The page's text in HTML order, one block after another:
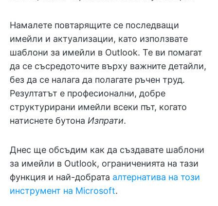
Намалете повтарящите се последващи
имейли и актуализации, като използвате
шаблони за имейли в Outlook. Те ви помагат
да се съсредоточите върху важните детайли,
без да се налага да полагате ръчен труд.
Резултатът е професионални, добре
структурирани имейли всеки път, когато
натиснете бутона Изпрати.
Днес ще обсъдим как да създавате шаблони
за имейли в Outlook, ограниченията на тази
функция и най-добрата алтернатива на този
инструмент на Microsoft.